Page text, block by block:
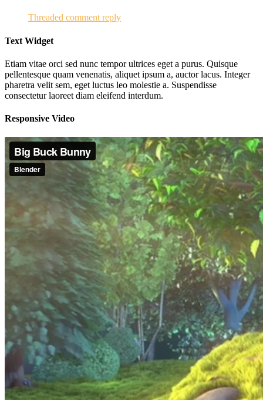
Threaded comment reply
Text Widget
Etiam vitae orci sed nunc tempor ultrices eget a purus. Quisque
pellentesque quam venenatis, aliquet ipsum a, auctor lacus. Integer
pharetra velit sem, eget luctus leo molestie a. Suspendisse
consectetur laoreet diam eleifend interdum.
Responsive Video